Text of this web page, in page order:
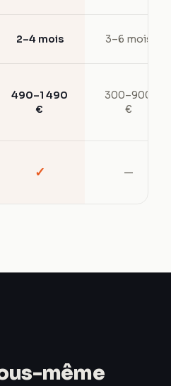
2–4 mois 3–6 mois
490–1 490
€
300–900
€
✓ —
même